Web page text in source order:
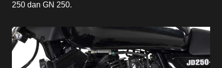
250 dan GN 250.